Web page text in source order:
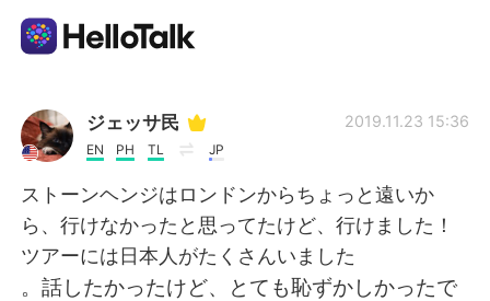
Appli d'échange linguistique
AI Grammar Checker
Français
ジェッサ民
EN PH TL JP
2019.11.23 15:36
ストーンヘンジはロンドンからちょっと遠いか
ら、行けなかったと思ってたけど、行けました！
ツアーには日本人がたくさんいました
。話したかったけど、とても恥ずかしかったで